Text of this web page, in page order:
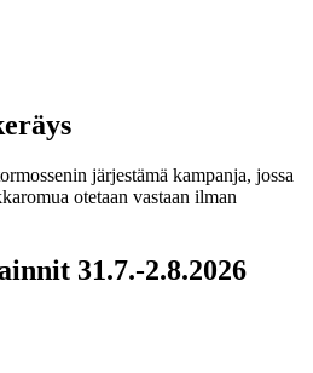
järjestämä kampanja, jossa
otetaan vastaan ilman
31.7.-2.8.2026